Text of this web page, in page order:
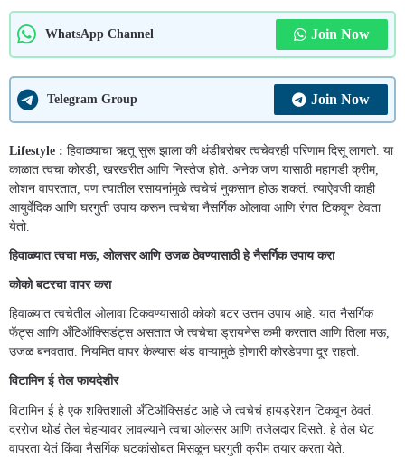
WhatsApp Channel Join Now
Telegram Group Join Now
Lifestyle : हिवाळ्याचा ऋतू सुरू झाला की थंडीबरोबर त्वचेवरही परिणाम दिसू लागतो. या
काळात त्वचा कोरडी, खरखरीत आणि निस्तेज होते. अनेक जण यासाठी महागडी क्रीम,
लोशन वापरतात, पण त्यातील रसायनांमुळे त्वचेचं नुकसान होऊ शकतं. त्याऐवजी काही
आयुर्वेदिक आणि घरगुती उपाय करून त्वचेचा नैसर्गिक ओलावा आणि रंगत टिकवून ठेवता
येतो.
हिवाळ्यात त्वचा मऊ, ओलसर आणि उजळ ठेवण्यासाठी हे नैसर्गिक उपाय करा
कोको बटरचा वापर करा
हिवाळ्यात त्वचेतील ओलावा टिकवण्यासाठी कोको बटर उत्तम उपाय आहे. यात नैसर्गिक
फॅट्स आणि अँटिऑक्सिडंट्स असतात जे त्वचेचा ड्रायनेस कमी करतात आणि तिला मऊ,
उजळ बनवतात. नियमित वापर केल्यास थंड वाऱ्यामुळे होणारी कोरडेपणा दूर राहतो.
विटामिन ई तेल फायदेशीर
विटामिन ई हे एक शक्तिशाली अँटिऑक्सिडंट आहे जे त्वचेचं हायड्रेशन टिकवून ठेवतं.
दररोज थोडं तेल चेहऱ्यावर लावल्याने त्वचा ओलसर आणि तजेलदार दिसते. हे तेल थेट
वापरता येतं किंवा नैसर्गिक घटकांसोबत मिसळून घरगुती क्रीम तयार करता येते.